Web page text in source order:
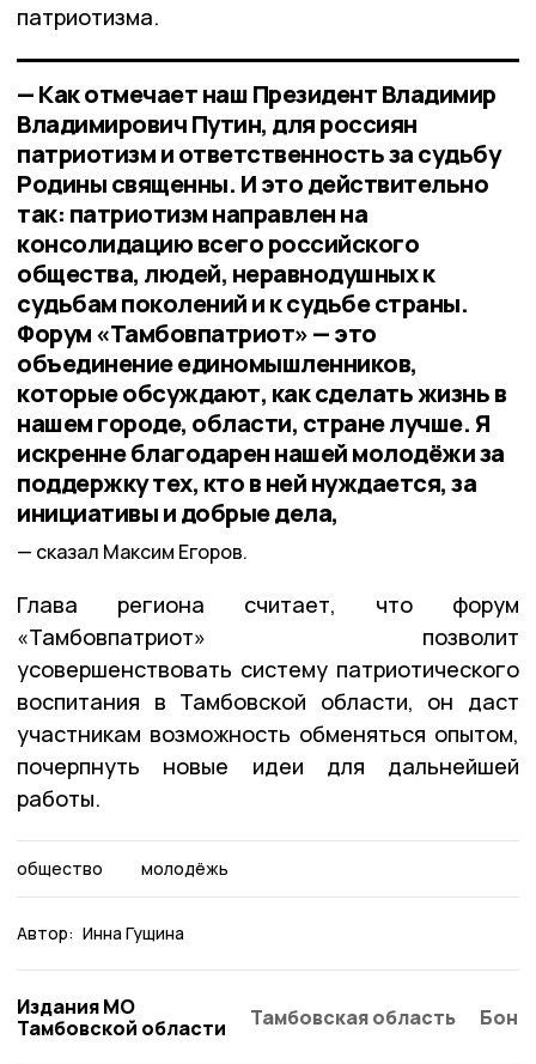
патриотизма.
— Как отмечает наш Президент Владимир
Владимирович Путин, для россиян
патриотизм и ответственность за судьбу
Родины священны. И это действительно
так: патриотизм направлен на
консолидацию всего российского
общества, людей, неравнодушных к
судьбам поколений и к судьбе страны.
Форум «Тамбовпатриот» — это
объединение единомышленников,
которые обсуждают, как сделать жизнь в
нашем городе, области, стране лучше. Я
искренне благодарен нашей молодёжи за
поддержку тех, кто в ней нуждается, за
инициативы и добрые дела,
сказал Максим Егоров.
Глава региона считает, что форум
«Тамбовпатриот» позволит
усовершенствовать систему патриотического
воспитания в Тамбовской области, он даст
участникам возможность обменяться опытом,
почерпнуть новые идеи для дальнейшей
работы.
общество молодёжь
Автор: Инна Гущина
Издания МО
Тамбовской области
Тамбовская область